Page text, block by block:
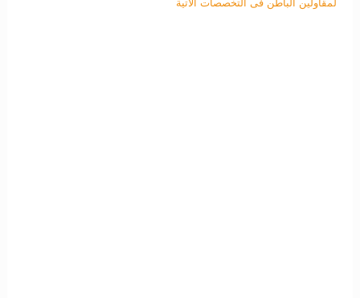
لمقاولين الباطن فى التخصصات الاتية